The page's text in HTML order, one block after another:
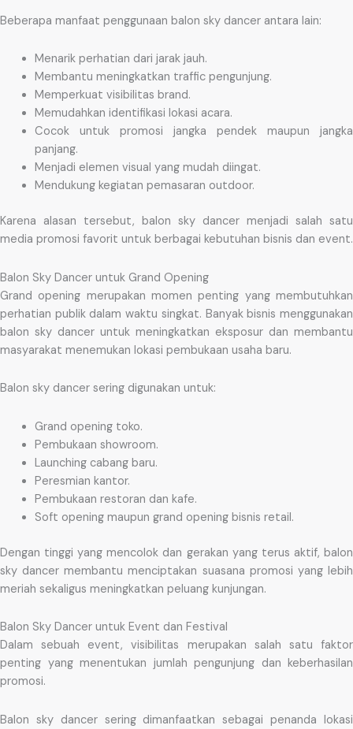
Beberapa manfaat penggunaan balon sky dancer antara lain:
Menarik perhatian dari jarak jauh.
Membantu meningkatkan traffic pengunjung.
Memperkuat visibilitas brand.
Memudahkan identifikasi lokasi acara.
Cocok untuk promosi jangka pendek maupun jangka
panjang.
Menjadi elemen visual yang mudah diingat.
Mendukung kegiatan pemasaran outdoor.
Karena alasan tersebut, balon sky dancer menjadi salah satu
media promosi favorit untuk berbagai kebutuhan bisnis dan event.
Balon Sky Dancer untuk Grand Opening
Grand opening merupakan momen penting yang membutuhkan
perhatian publik dalam waktu singkat. Banyak bisnis menggunakan
balon sky dancer untuk meningkatkan eksposur dan membantu
masyarakat menemukan lokasi pembukaan usaha baru.
Balon sky dancer sering digunakan untuk:
Grand opening toko.
Pembukaan showroom.
Launching cabang baru.
Peresmian kantor.
Pembukaan restoran dan kafe.
Soft opening maupun grand opening bisnis retail.
Dengan tinggi yang mencolok dan gerakan yang terus aktif, balon
sky dancer membantu menciptakan suasana promosi yang lebih
meriah sekaligus meningkatkan peluang kunjungan.
Balon Sky Dancer untuk Event dan Festival
Dalam sebuah event, visibilitas merupakan salah satu faktor
penting yang menentukan jumlah pengunjung dan keberhasilan
promosi.
Balon sky dancer sering dimanfaatkan sebagai penanda lokasi